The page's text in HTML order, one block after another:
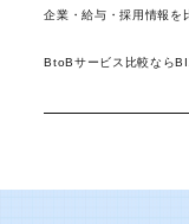
企業・給与・採用情報を
BtoBサービス比較なら